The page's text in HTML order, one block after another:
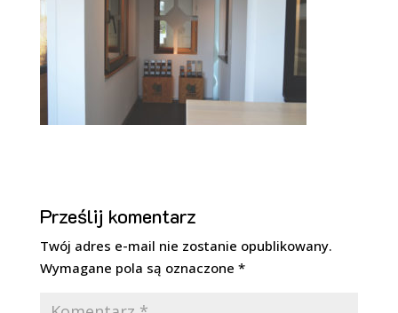
Prześlij komentarz
Twój adres e-mail nie zostanie opublikowany.
Wymagane pola są oznaczone *